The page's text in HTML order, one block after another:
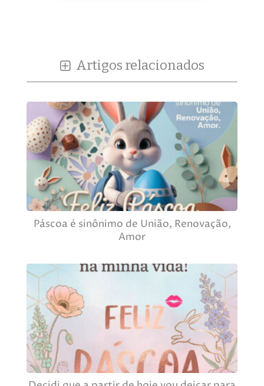
Artigos relacionados
Páscoa é sinônimo de União, Renovação,
Amor